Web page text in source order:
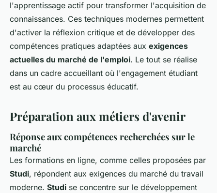
l'apprentissage actif pour transformer l'acquisition de
connaissances. Ces techniques modernes permettent
d'activer la réflexion critique et de développer des
compétences pratiques adaptées aux exigences
actuelles du marché de l'emploi. Le tout se réalise
dans un cadre accueillant où l'engagement étudiant
est au cœur du processus éducatif.
Préparation aux métiers d'avenir
Réponse aux compétences recherchées sur le
marché
Les formations en ligne, comme celles proposées par
Studi, répondent aux exigences du marché du travail
moderne. Studi se concentre sur le développement